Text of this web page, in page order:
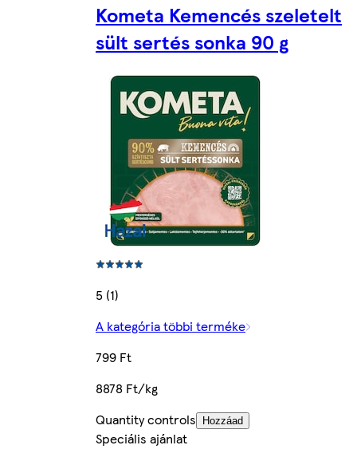
Kometa Kemencés szeletelt
sült sertés sonka 90 g
5 (1)
A kategória többi terméke
799 Ft
8878 Ft/kg
Quantity controls
Hozzáad
Speciális ajánlat